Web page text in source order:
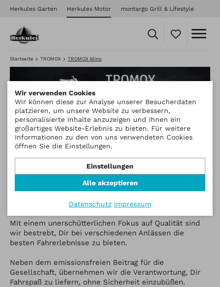
Herkules Garten Herkules Motor montargo Grill & Lifestyle
Startseite TROMOX TROMOX Mino
TROMOX MINO
Durch die Anwendung fortschrittlichster Technologien
macht MINO, ein kleines und smartes Akku-Mini-Bike,
einen evolutionären Schritt Richtung leichtem Gewicht,
Haltbarkeit, Dynamik, Effizienz und großem Fahrspaß.
Mit einem unerschütterlichen Fokus auf Qualität sind
wir bestrebt, Dir bei verschiedenen Anlässen die
besten Fahrerlebnisse zu bieten.
Neben dem emissionsfreien Beitrag für die
Gesellschaft, übernehmen wir die Verantwortung, Dir
Fahrspaß zu liefern, ohne Sicherheit einzubüßen.
Wir verwenden Cookies
Wir können diese zur Analyse unserer Besucherdaten
platzieren, um unsere Website zu verbessern,
personalisierte Inhalte anzuzeigen und Ihnen ein
großartiges Website-Erlebnis zu bieten. Für weitere
Informationen zu den von uns verwendeten Cookies
öffnen Sie die Einstellungen.
Einstellungen
Alle akzeptieren
Datenschutz Impressum